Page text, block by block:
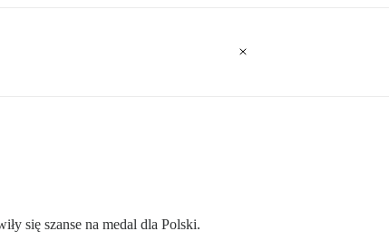
się szanse na medal dla Polski.